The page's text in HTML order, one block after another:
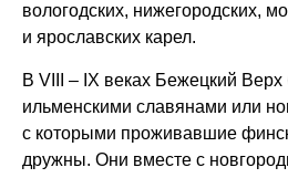
вологодских, нижегородских,
и ярославских карел.
В VIII – IX веках Бежецкий Верх
ильменскими славянами или
с которыми проживавшие
дружны. Они вместе с